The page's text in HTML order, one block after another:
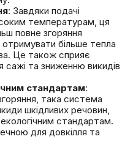
: Завдяки подачі
температурам, ця
повне згоряння
більше тепла
Це також сприяє
та зниженню викидів
стандартам:
така система
шкідливих речовин,
стандартам.
для довкілля та